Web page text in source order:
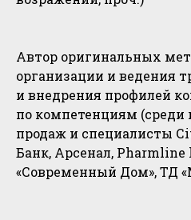
Автор оригинальных
организации и ведения
и внедрения профилей
по компетенциям (среди
продаж и специалисты
Банк, Арсенал, Pharmline
«Современный Дом», ТД